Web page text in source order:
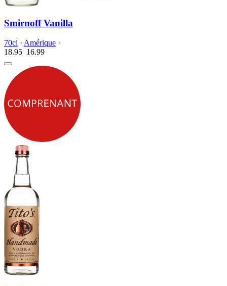
Smirnoff Vanilla
70cl · Amérique ·
18.95 16.99